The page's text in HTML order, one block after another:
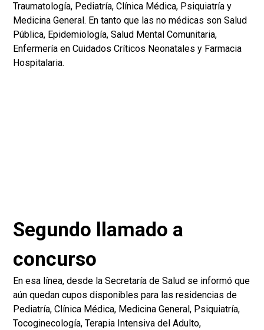
Traumatología, Pediatría, Clínica Médica, Psiquiatría y
Medicina General. En tanto que las no médicas son Salud
Pública, Epidemiología, Salud Mental Comunitaria,
Enfermería en Cuidados Críticos Neonatales y Farmacia
Hospitalaria.
Segundo llamado a
concurso
En esa línea, desde la Secretaría de Salud se informó que
aún quedan cupos disponibles para las residencias de
Pediatría, Clínica Médica, Medicina General, Psiquiatría,
Tocoginecología, Terapia Intensiva del Adulto,